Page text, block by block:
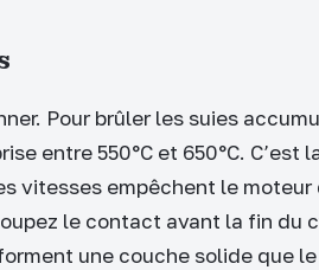
Pour brûler les suies
entre 550°C et 650°C. C’est
vitesses empêchent le moteur
le contact avant la fin du
une couche solide que